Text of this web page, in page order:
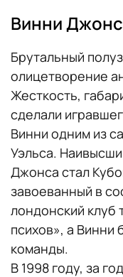
Винни Джонс
Брутальный
олицетворение
Жесткость,
сделали
Винни одним из
Уэльса.
Джонса стал
завоеванный в
лондонский клуб
психов», а
команды.
В 1998 году, за